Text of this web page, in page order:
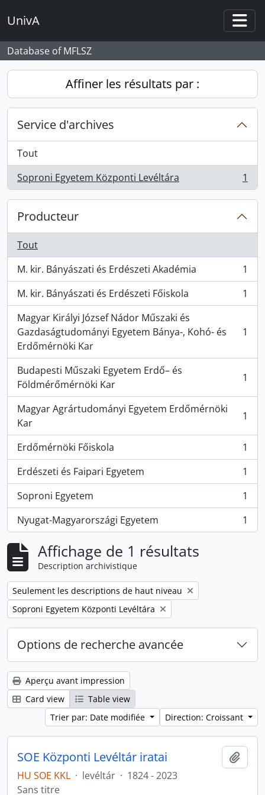
UnivA
Database of MFLSZ
Affiner les résultats par :
Service d'archives
Tout
Soproni Egyetem Központi Levéltára
, 1 résultats 1
Producteur
Tout
M. kir. Bányászati és Erdészeti Akadémia
, 1 résultats
1
M. kir. Bányászati és Erdészeti Főiskola
, 1 résultats
1
Magyar Királyi József Nádor Műszaki és
Gazdaságtudományi Egyetem Bánya-, Kohó- és
Erdőmérnöki Kar
, 1 résultats 1
Budapesti Műszaki Egyetem Erdő– és
Földmérőmérnöki Kar
, 1 résultats 1
Magyar Agrártudományi Egyetem Erdőmérnöki
Kar
, 1 résultats 1
Erdőmérnöki Főiskola
, 1 résultats
1
Erdészeti és Faipari Egyetem
, 1 résultats
1
Soproni Egyetem
, 1 résultats
1
Nyugat-Magyarországi Egyetem
, 1 résultats 1
Affichage de 1 résultats
Description archivistique
Remove filter:
Seulement les descriptions de haut niveau
Remove filter:
Soproni Egyetem Központi Levéltára
Options de recherche avancée
Aperçu avant impression
Card view
Table view
Trier par: Date modifiée
Direction: Croissant
SOE Központi Levéltár iratai
HU SOE KKL · levéltár · 1824 - 2023
Sans titre